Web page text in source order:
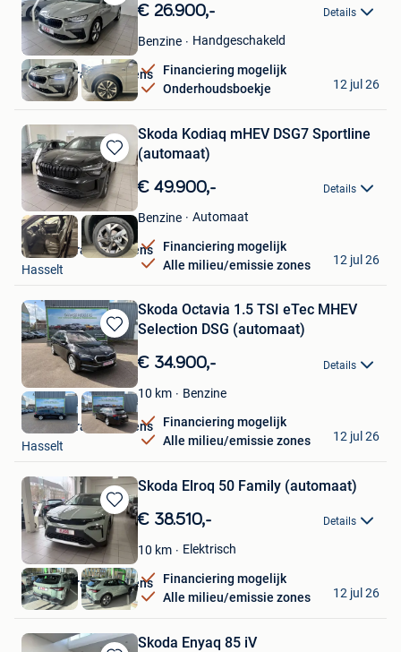
Bewaren
in
Mijn
Favorieten
€ 26.900,- Details
Benzine Handgeschakeld
Financiering mogelijk
Onderhoudsboekje
Skoda Garage Peusens
Hasselt
12 jul 26
Bewaren
in
Mijn
Favorieten
Skoda Kodiaq mHEV DSG7 Sportline
(automaat)
€ 49.900,- Details
Benzine Automaat
Financiering mogelijk
Alle milieu/emissie zones
Skoda Garage Peusens
Hasselt
12 jul 26
Bewaren
in
Mijn
Favorieten
Skoda Octavia 1.5 TSI eTec MHEV
Selection DSG (automaat)
€ 34.900,- Details
10 km Benzine
Financiering mogelijk
Alle milieu/emissie zones
Skoda Garage Peusens
Hasselt
12 jul 26
Bewaren
in
Mijn
Favorieten
Skoda Elroq 50 Family (automaat)
€ 38.510,- Details
10 km Elektrisch
Financiering mogelijk
Alle milieu/emissie zones
Skoda Garage Peusens
Hasselt
12 jul 26
Skoda Enyaq 85 iV